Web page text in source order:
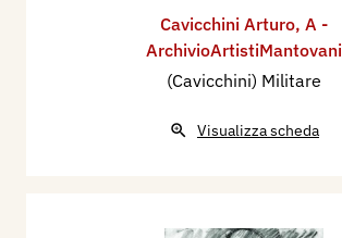
Cavicchini Arturo, A -
ArchivioArtistiMantovani
(Cavicchini) Militare
Visualizza scheda